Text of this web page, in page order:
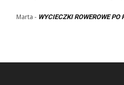
Marta - WYCIECZKI ROWEROWE PO